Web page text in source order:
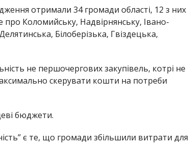
отримали 34 громади області, 12 з них
Коломийську, Надвірнянську, Івано-
Білоберізька, Гвіздецька,
не першочергових закупівель, котрі не
скерувати кошти на потреби
бюджети.
є те, що громади збільшили витрати для